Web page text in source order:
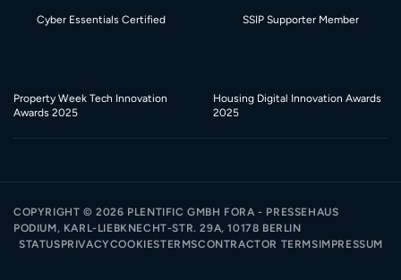
Cyber Essentials Certified SSIP Supporter Member
Property Week Tech Innovation
Awards 2025
Housing Digital Innovation Awards
2025
COPYRIGHT ©2026 PLENTIFIC GMBH FORA - PRESSEHAUS
PODIUM, KARL-LIEBKNECHT-STR. 29A, 10178 BERLIN
STATUSPRIVACYCOOKIESTERMSCONTRACTOR TERMSIMPRESSUM